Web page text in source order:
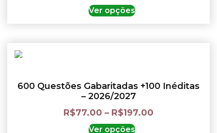
Ver opções
600 Questões Gabaritadas +100 Inéditas
– 2026/2027
R$77.00 – R$197.00
Ver opções